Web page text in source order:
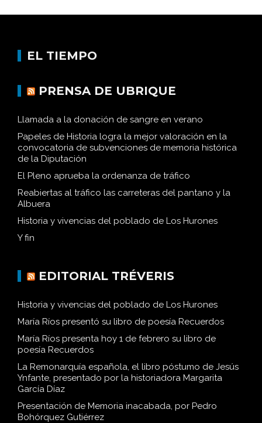
EL TIEMPO
PRENSA DE UBRIQUE
Llamada a la donación de sangre en verano
Papeles de Historia logra la mejor valoración en la
convocatoria de subvenciones de memoria histórica
de la Diputación
El Pleno aprueba la ordenanza de tráfico
Reabiertas al tráfico las carreteras del pantano y la
Albuera
Historia y vivencias del poblado de Los Hurones
Y fin
EDITORIAL TRÉVERIS
Historia y vivencias del poblado de Los Hurones
María Ríos presentó su libro de poesía Recuerdos
María Ríos presenta hoy 1 de febrero su libro de
poesía Recuerdos
La Remonarquía española, el libro póstumo de Jesús
Ynfante, presentado por la historiadora Margarita
García Díaz
Presentación de Memoria inacabada, por Pedro
Bohórquez Gutiérrez